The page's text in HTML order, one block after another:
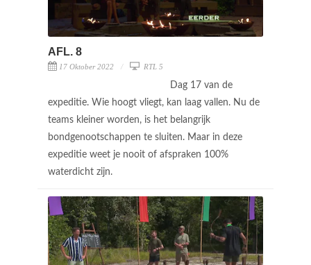
AFL. 8
17 Oktober 2022 RTL 5
Dag 17 van de
expeditie. Wie hoogt vliegt, kan laag vallen. Nu de
teams kleiner worden, is het belangrijk
bondgenootschappen te sluiten. Maar in deze
expeditie weet je nooit of afspraken 100%
waterdicht zijn.